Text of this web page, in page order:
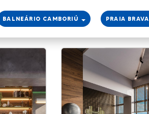
BALNEÁRIO CAMBORIÚ PRAIA BRAVA